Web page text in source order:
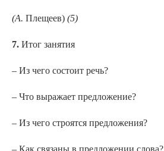
(А. Плещеев) (5)
7. Итог занятия
– Из чего состоит речь?
– Что выражает предложение?
– Из чего строятся предложения?
– Как связаны в предложении слова?